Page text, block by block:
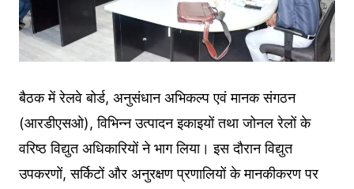
बैठक में रेलवे बोर्ड, अनुसंधान अभिकल्प एवं मानक संगठन
(आरडीएसओ), विभिन्न उत्पादन इकाइयों तथा जोनल रेलों के
वरिष्ठ विद्युत अधिकारियों ने भाग लिया। इस दौरान विद्युत
उपकरणों, सर्किटों और अनुरक्षण प्रणालियों के मानकीकरण पर